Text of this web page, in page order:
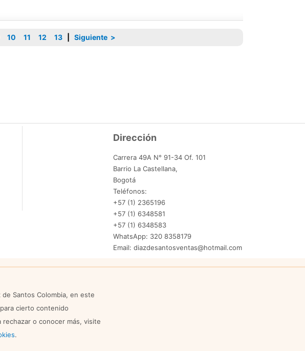
10 11 12 13 Siguiente >
Dirección
Carrera 49A N° 91-34 Of. 101
Barrio La Castellana,
Bogotá
Teléfonos:
+57 (1) 2365196
+57 (1) 6348581
+57 (1) 6348583
WhatsApp: 320 8358179
Email: diazdesantosventas@hotmail.com
Santos Colombia, en este
cierto contenido
o conocer más, visite
.